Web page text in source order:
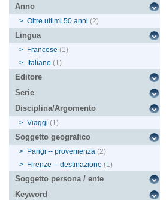
Anno
> Oltre ultimi 50 anni (2)
Lingua
> Francese (1)
>
Italiano (1)
Editore
Serie
Disciplina/Argomento
> Viaggi (1)
Soggetto geografico
> Parigi -- provenienza (2)
> Firenze -- destinazione (1)
Soggetto persona / ente
Keyword